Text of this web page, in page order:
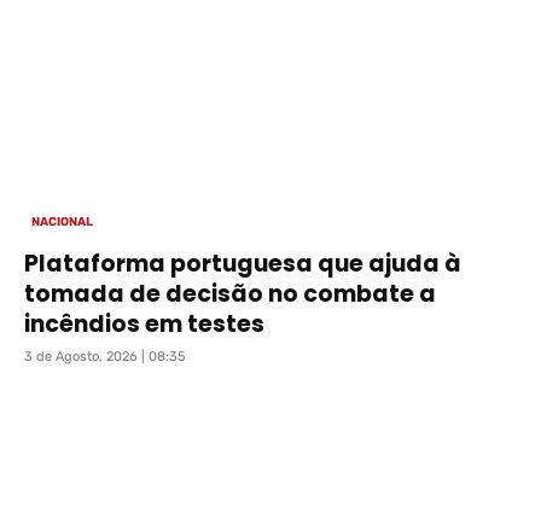
NACIONAL
Plataforma portuguesa que ajuda à
tomada de decisão no combate a
incêndios em testes
3 de Agosto, 2026 | 08:35